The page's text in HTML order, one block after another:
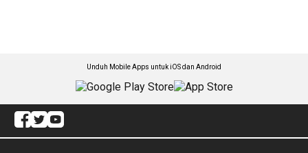
Unduh Mobile Apps untuk iOS dan Android